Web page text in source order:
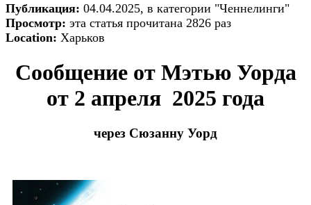
Публикация: 04.04.2025, в категории "Ченнелинги"
Просмотр: эта статья прочитана 2826 раз
Location: Харьков
Сообщение от Мэтью Уорда
от 2 апреля 2025 года
через Сюзанну Уорд